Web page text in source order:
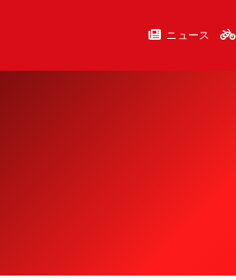
ニュース